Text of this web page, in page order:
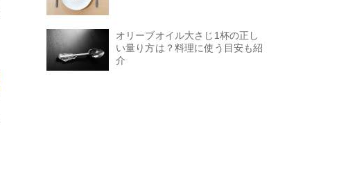
オリーブオイル大さじ1杯の正し
い量り方は？料理に使う目安も紹
介